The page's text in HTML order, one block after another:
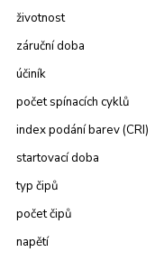
životnost
záruční doba
účiník
počet spínacích cyklů
index podání barev (CRI)
startovací doba
typ čipů
počet čipů
napětí